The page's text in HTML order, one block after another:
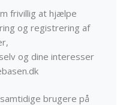
frivillig at hjælpe
og registrering af
og dine interesser
brugere på